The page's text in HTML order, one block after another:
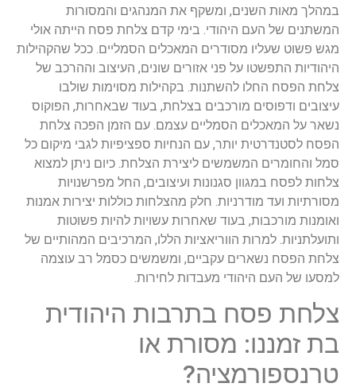
במהלך מאות השנים, ומשקף את המנהגים והמסורות
המשתנים של העם היהודי. בימי קדם צלחת פסח הייתה אולי
מגש פשוט שעליו מסודרים המאכלים הסמליים. ככל שהקהילות
היהודיות התפשטו על פני אזורים שונים, העיצוב וההרכב של
צלחת הפסח החלו להשתנות. בקהילות מסוימות שולבו
עיצובים ודפוסים מורכבים בצלחת, בעוד שבאחרות, הפוקוס
נשאר על המאכלים הסמליים עצמם. עם הזמן הפכה צלחת
הפסח לסטנדרטית יותר, עם הנחיות ספציפיות לגבי מיקום כל
סמל והחומרים המשמשים ליצירת הצלחת. כיום ניתן למצוא
צלחות לפסח במגוון סגנונות ועיצובים, החל מפרשנויות
מסורתיות ועד מודרניות. חלק מהצלחות כוללות יצירות אמנות
ואומנות מורכבות, בעוד שאחרות עשויות להיות פשוטות
ותועלתניות. למרות הווריאציות הללו, המרכיבים המהותיים של
צלחת הפסח נשארים עקביים, ומשמשים כסמל רב עוצמה
למסעו של העם היהודי מעבדות לחירות.
צלחת פסח בתרבות היהודית
בת זמננו: מסורת או
טרנספורמציה?